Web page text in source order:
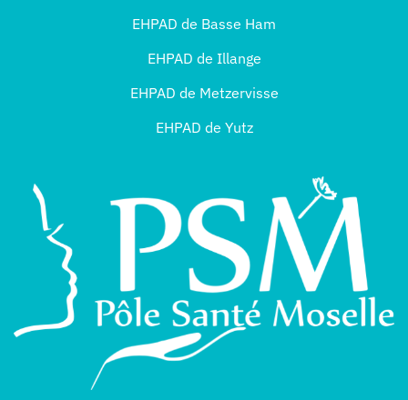
EHPAD de Basse Ham
EHPAD de Illange
EHPAD de Metzervisse
EHPAD de Yutz